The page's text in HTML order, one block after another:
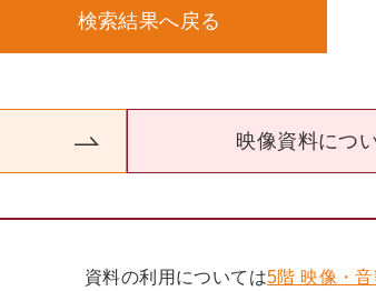
・無線トラック
・米兵士
検索結果へ戻る
映像資料につ
資料の利用については5階 映像・